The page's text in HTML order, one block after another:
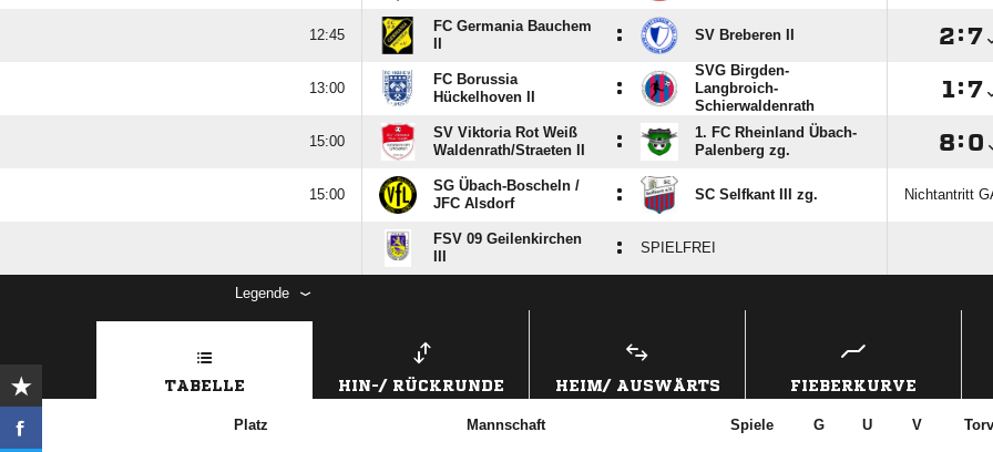

FC Germania Bauchem
: SV Breberen II :

FC Borussia
Hückelhoven II
:
SVG Birgden-
Langbroich-
Schierwaldenrath
:

SV Viktoria Rot Weiß
Waldenrath/​Straeten II
:
1. FC Rheinland Übach-
Palenberg zg.
: 

SG Übach-Boscheln /​
JFC Alsdorf
: SC Selfkant III zg. Nichtantritt
FSV 09 Geilenkirchen
: SPIELFREI
Legende
TABELLE HIN-/ RÜCKRUNDE HEIM/ AUSWÄRTS FIEBERKURVE
Platz Mannschaft Spiele G U V